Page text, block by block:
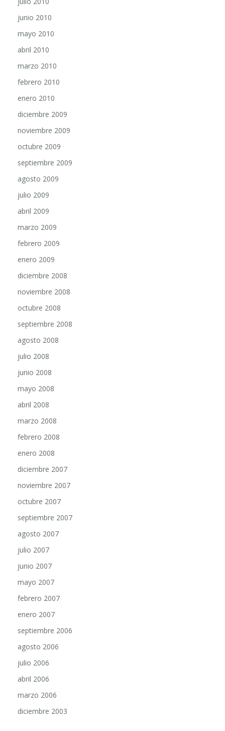
junio 2010
mayo 2010
abril 2010
marzo 2010
febrero 2010
enero 2010
diciembre 2009
noviembre 2009
octubre 2009
septiembre 2009
agosto 2009
julio 2009
abril 2009
marzo 2009
febrero 2009
enero 2009
diciembre 2008
noviembre 2008
octubre 2008
septiembre 2008
agosto 2008
julio 2008
junio 2008
mayo 2008
abril 2008
marzo 2008
febrero 2008
enero 2008
diciembre 2007
noviembre 2007
octubre 2007
septiembre 2007
agosto 2007
julio 2007
junio 2007
mayo 2007
febrero 2007
enero 2007
septiembre 2006
agosto 2006
julio 2006
abril 2006
marzo 2006
diciembre 2003